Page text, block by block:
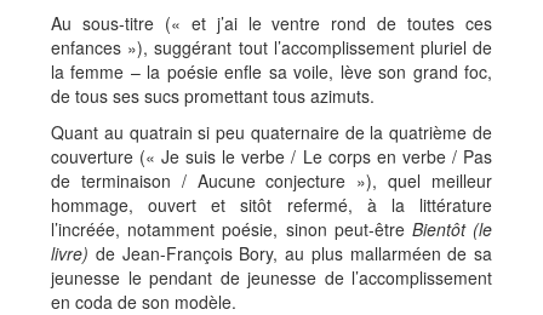
Au sous-titre (« et j’ai le ventre rond de toutes ces
enfances »), suggérant tout l’accomplissement pluriel de
la femme – la poésie enfle sa voile, lève son grand foc,
de tous ses sucs promettant tous azimuts.
Quant au quatrain si peu quaternaire de la quatrième de
couverture (« Je suis le verbe / Le corps en verbe / Pas
de terminaison / Aucune conjecture »), quel meilleur
hommage, ouvert et sitôt refermé, à la littérature
l’incréée, notamment poésie, sinon peut-être Bientôt (le
livre) de Jean-François Bory, au plus mallarméen de sa
jeunesse le pendant de jeunesse de l’accomplissement
en coda de son modèle.